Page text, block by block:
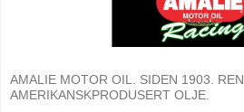
AMALIE MOTOR OIL. SIDEN 1903. REN
AMERIKANSKPRODUSERT OLJE.